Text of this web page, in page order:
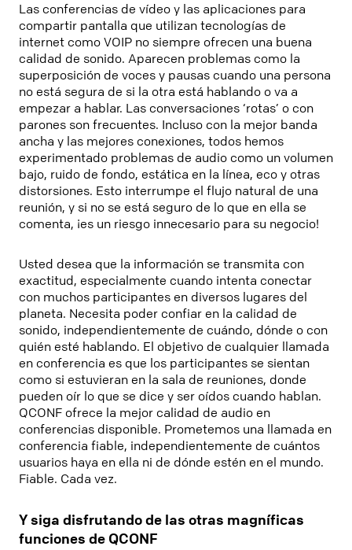
Las conferencias de vídeo y las aplicaciones para
compartir pantalla que utilizan tecnologías de
internet como VOIP no siempre ofrecen una buena
calidad de sonido. Aparecen problemas como la
superposición de voces y pausas cuando una persona
no está segura de si la otra está hablando o va a
empezar a hablar. Las conversaciones ‘rotas’ o con
parones son frecuentes. Incluso con la mejor banda
ancha y las mejores conexiones, todos hemos
experimentado problemas de audio como un volumen
bajo, ruido de fondo, estática en la línea, eco y otras
distorsiones. Esto interrumpe el flujo natural de una
reunión, y si no se está seguro de lo que en ella se
comenta, ¡es un riesgo innecesario para su negocio!
Usted desea que la información se transmita con
exactitud, especialmente cuando intenta conectar
con muchos participantes en diversos lugares del
planeta. Necesita poder confiar en la calidad de
sonido, independientemente de cuándo, dónde o con
quién esté hablando. El objetivo de cualquier llamada
en conferencia es que los participantes se sientan
como si estuvieran en la sala de reuniones, donde
pueden oír lo que se dice y ser oídos cuando hablan.
QCONF ofrece la mejor calidad de audio en
conferencias disponible. Prometemos una llamada en
conferencia fiable, independientemente de cuántos
usuarios haya en ella ni de dónde estén en el mundo.
Fiable. Cada vez.
Y siga disfrutando de las otras magníficas
funciones de QCONF